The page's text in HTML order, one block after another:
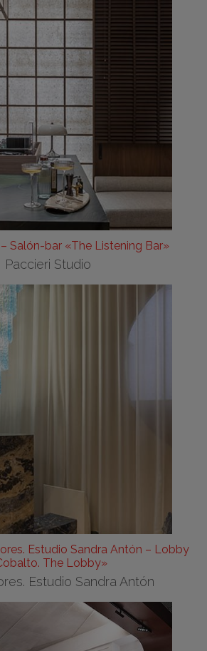
Salón-bar «The Listening Bar»
Paccieri Studio
Estudio Sandra Antón – Lobby
The Lobby»
Estudio Sandra Antón